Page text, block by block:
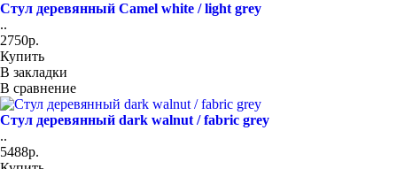
Стул деревянный Camel white / light grey
..
2750р.
Купить
В закладки
В сравнение
Стул деревянный dark walnut / fabric grey
..
5488р.